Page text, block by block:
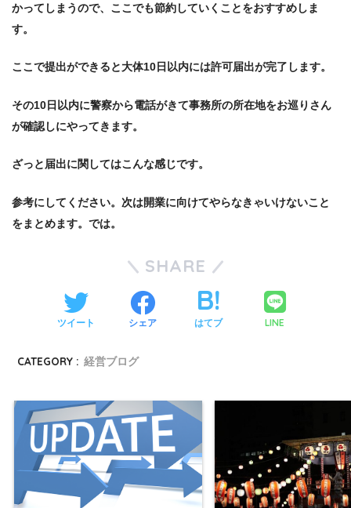
かってしまうので、ここでも節約していくことをおすすめしま
す。
ここで提出ができると大体10日以内には許可届出が完了します。
その10日以内に警察から電話がきて事務所の所在地をお巡りさん
が確認しにやってきます。
ざっと届出に関してはこんな感じです。
参考にしてください。次は開業に向けてやらなきゃいけないこと
をまとめます。では。
SHARE
ツイート シェア はてブ LINE
CATEGORY : 経営ブログ